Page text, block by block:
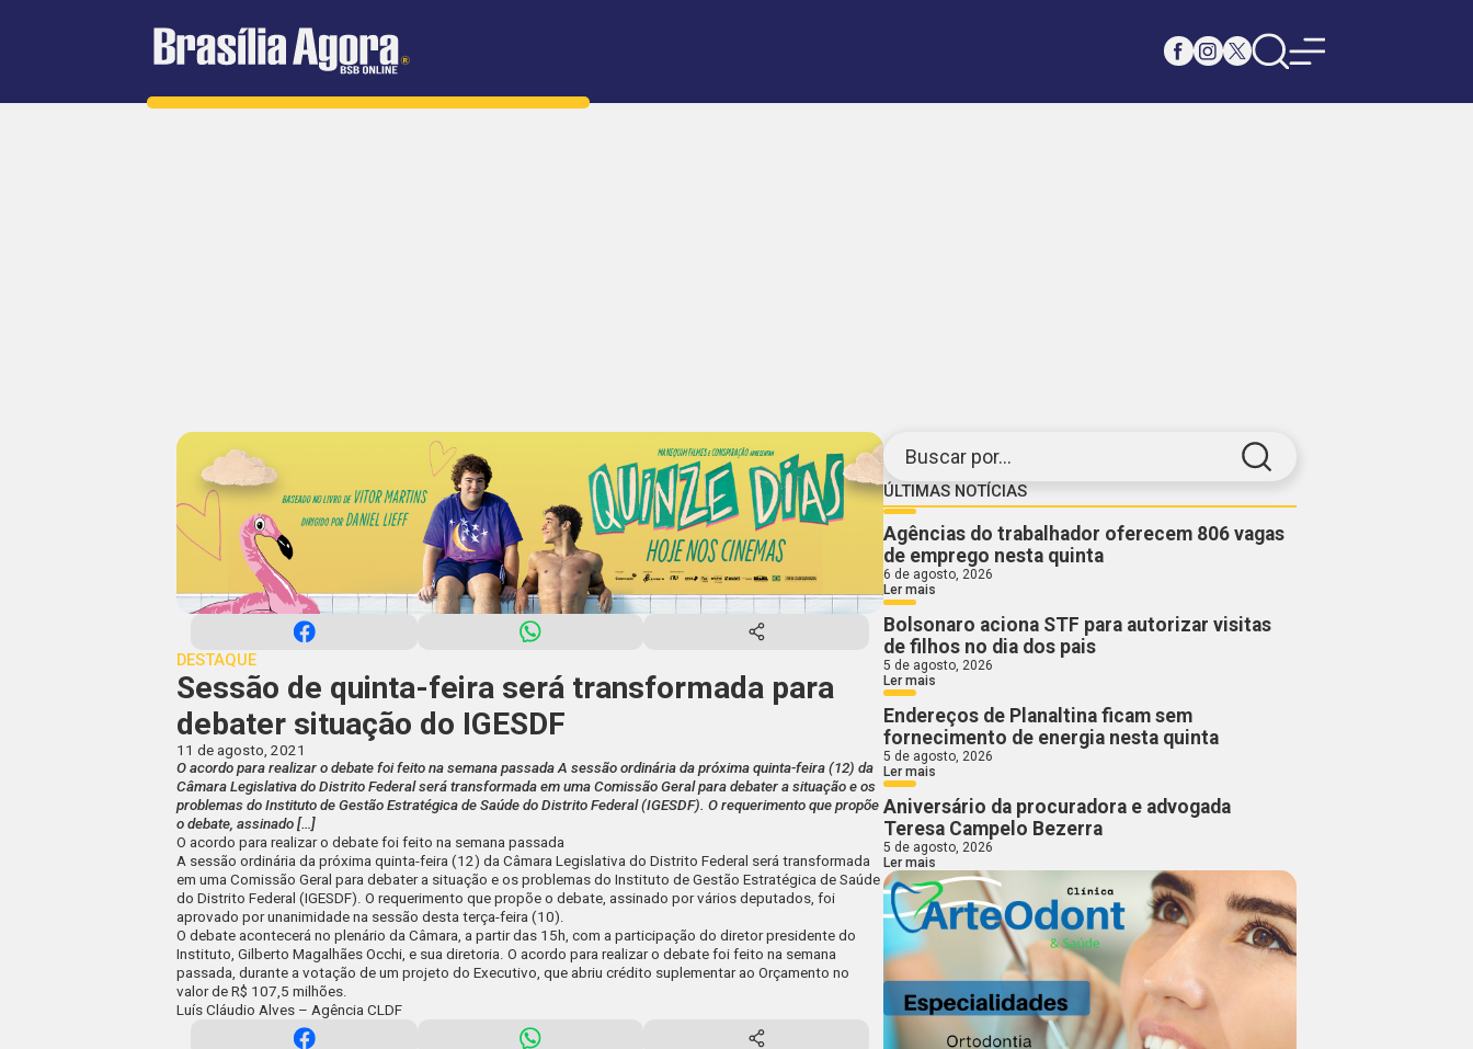
Buscar por...
ÚLTIMAS NOTÍCIAS
Agências do trabalhador oferecem 806 vagas
de emprego nesta quinta
6 de agosto, 2026
Ler mais
Bolsonaro aciona STF para autorizar visitas
de filhos no dia dos pais
5 de agosto, 2026
Ler mais
Endereços de Planaltina ficam sem
fornecimento de energia nesta quinta
5 de agosto, 2026
Ler mais
Aniversário da procuradora e advogada
Teresa Campelo Bezerra
5 de agosto, 2026
Ler mais
DESTAQUE
Sessão de quinta-feira será transformada para
debater situação do IGESDF
11 de agosto, 2021
O acordo para realizar o debate foi feito na semana passada A sessão ordinária da próxima quinta-feira (12) da
Câmara Legislativa do Distrito Federal será transformada em uma Comissão Geral para debater a situação e os
problemas do Instituto de Gestão Estratégica de Saúde do Distrito Federal (IGESDF). O requerimento que propõe
o debate, assinado […]
O acordo para realizar o debate foi feito na semana passada
A sessão ordinária da próxima quinta-feira (12) da Câmara Legislativa do Distrito Federal será transformada
em uma Comissão Geral para debater a situação e os problemas do Instituto de Gestão Estratégica de Saúde
do Distrito Federal (IGESDF). O requerimento que propõe o debate, assinado por vários deputados, foi
aprovado por unanimidade na sessão desta terça-feira (10).
O debate acontecerá no plenário da Câmara, a partir das 15h, com a participação do diretor presidente do
Instituto, Gilberto Magalhães Occhi, e sua diretoria. O acordo para realizar o debate foi feito na semana
passada, durante avotação de um projeto do Executivo, que abriu crédito suplementar ao Orçamento no
valor de R$ 107,5 milhões.
Luís Cláudio Alves – Agência CLDF